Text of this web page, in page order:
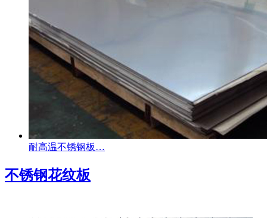
耐高温不锈钢板…
不锈钢花纹板